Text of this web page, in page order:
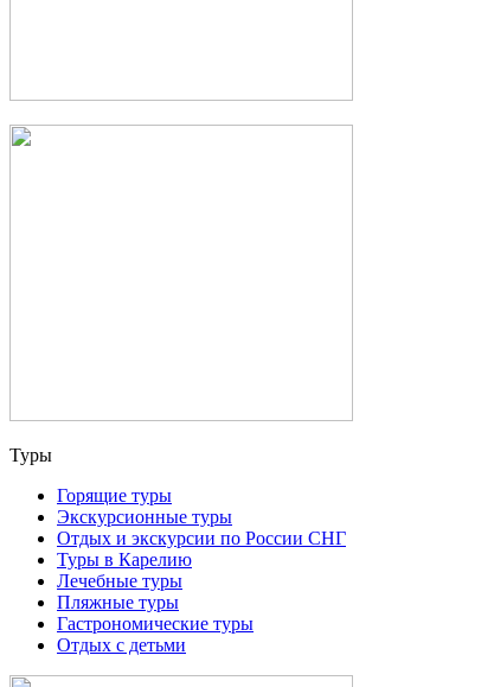
Туры
Горящие туры
Экскурсионные туры
Отдых и экскурсии по России СНГ
Туры в Карелию
Лечебные туры
Пляжные туры
Гастрономические туры
Отдых с детьми